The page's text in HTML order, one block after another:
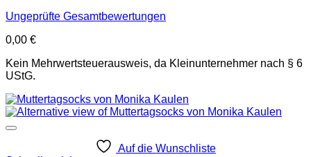
Ungeprüfte Gesamtbewertungen
0,00 €
Kein Mehrwertsteuerausweis, da Kleinunternehmer nach § 6
UStG.
Auf die Wunschliste